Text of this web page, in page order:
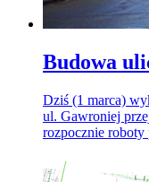
Budowa
Dziś (1 marca)
ul. Gawroniej
rozpocznie